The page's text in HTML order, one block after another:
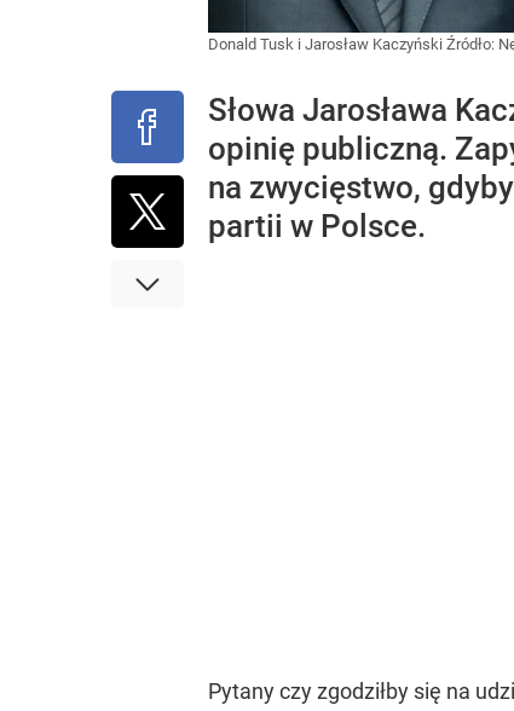
Donald Tusk i Jarosław Kaczyński Źródło:
Słowa Jarosława
opinię publiczną.
na zwycięstwo,
partii w Polsce.
Pytany czy zgodziłby się na